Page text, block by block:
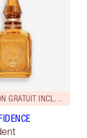
ÉCHANTILLON GRATUIT INCLUS !